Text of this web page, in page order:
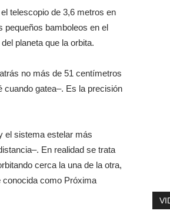
telescopio de 3,6 metros en
pequeños bamboleos en el
planeta que la orbita.
no más de 51 centímetros
cuando gatea–. Es la precisión
el sistema estelar más
En realidad se trata
cerca la una de la otra,
conocida como Próxima